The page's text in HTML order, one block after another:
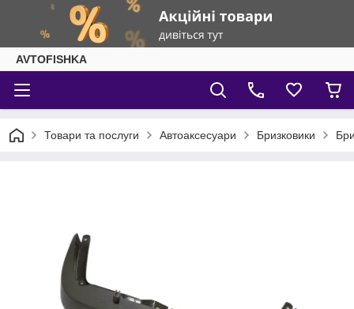
AVTOFISHKA
Товари та послуги Автоаксесуари Бризковики